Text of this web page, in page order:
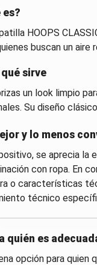
es?
HOOPS
buscan un
sirve
un look limpio
Su diseño
y lo menos
se aprecia la
con ropa. En
o características
técnico
quién es
opción para quien